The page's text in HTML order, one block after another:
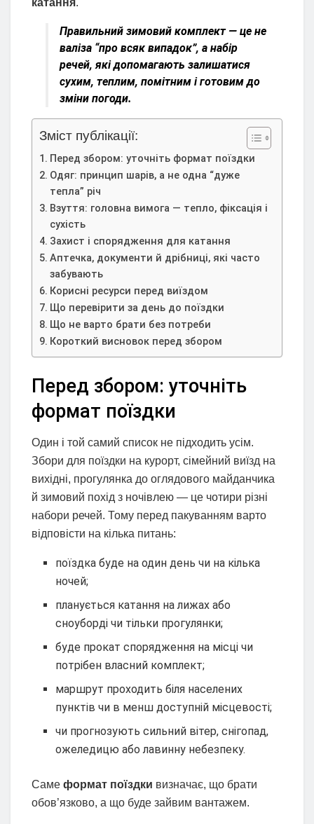
катання.
Правильний зимовий комплект — це не
валіза “про всяк випадок”, а набір
речей, які допомагають залишатися
сухим, теплим, помітним і готовим до
зміни погоди.
Зміст публікації:
Перед збором: уточніть формат поїздки
Одяг: принцип шарів, а не одна “дуже
тепла” річ
Взуття: головна вимога — тепло, фіксація і
сухість
Захист і спорядження для катання
Аптечка, документи й дрібниці, які часто
забувають
Корисні ресурси перед виїздом
Що перевірити за день до поїздки
Що не варто брати без потреби
Короткий висновок перед збором
Перед збором: уточніть
формат поїздки
Один і той самий список не підходить усім.
Збори для поїздки на курорт, сімейний виїзд на
вихідні, прогулянка до оглядового майданчика
й зимовий похід з ночівлею — це чотири різні
набори речей. Тому перед пакуванням варто
відповісти на кілька питань:
поїздка буде на один день чи на кілька
ночей;
планується катання на лижах або
сноуборді чи тільки прогулянки;
буде прокат спорядження на місці чи
потрібен власний комплект;
маршрут проходить біля населених
пунктів чи в менш доступній місцевості;
чи прогнозують сильний вітер, снігопад,
ожеледицю або лавинну небезпеку.
Саме формат поїздки визначає, що брати
обов’язково, а що буде зайвим вантажем.